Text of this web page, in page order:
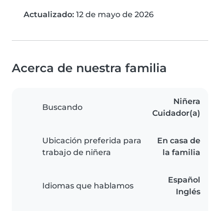
Actualizado: 12 de mayo de 2026
Acerca de nuestra familia
Buscando
Niñera
Cuidador(a)
Ubicación preferida para
trabajo de niñera
En casa de
la familia
Idiomas que hablamos
Español
Inglés